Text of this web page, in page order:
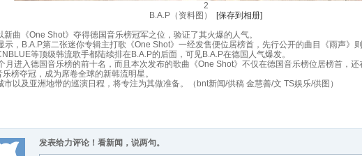
2
B.A.P（资料图）
[保存到相册]
《One Shot》夺得德国音乐榜冠军之位，验证了其火爆的人气。
B.A.P第二张迷你专辑主打歌《One Shot》一经发售便位居榜首，先行公开的曲目《雨声》
等顶级韩流歌手都陆续排在B.A.P的后面，可见B.A.P在德国人气爆发。
进入德国音乐榜的前十名，而且本次发布的歌曲《One Shot》不仅在德国音乐榜位居榜首，
榜夺冠，成为席卷全球的新韩流明星。
及亚洲地带的巡演日程，将专注为其做准备。（bnt新闻/供稿 金慧善/文 TS娱乐/供图）
发表给力评论！看新闻，说两句。